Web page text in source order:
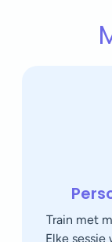
Train met
Elke